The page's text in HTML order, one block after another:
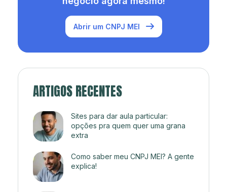
Abrir um CNPJ MEI
ARTIGOS RECENTES
Sites para dar aula particular:
opções pra quem quer uma grana
extra
Como saber meu CNPJ MEI? A gente
explica!